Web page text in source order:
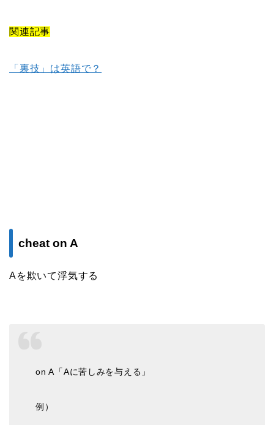
関連記事
「裏技」は英語で？
cheat on A
Aを欺いて浮気する
on A「Aに苦しみを与える」
例）